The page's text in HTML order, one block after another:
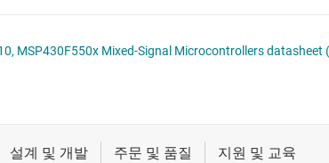
패시브 및 개별
MSP430F5510, MSP430F550x Mixed-Signal Microcontrollers